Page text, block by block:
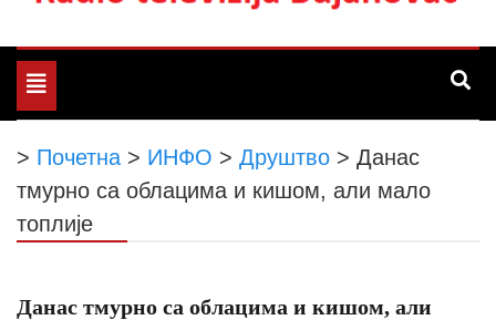
РТБ Бујановац
Toggle
navigation
> Почетна > ИНФО > Друштво > Данас
тмурно са облацима и кишом, али мало
топлије
Данас тмурно са облацима и кишом, али